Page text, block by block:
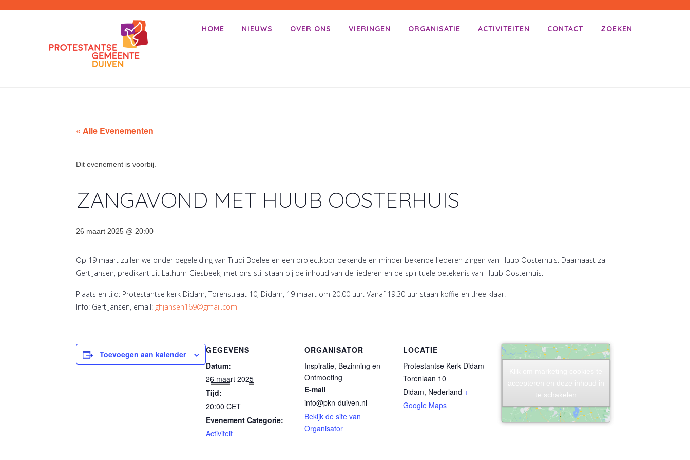
Primair menu
Spring naar inhoud
HOME NIEUWS OVER ONS VIERINGEN ORGANISATIE ACTIVITEITEN CONTACT ZOEKEN
« Alle Evenementen
Dit evenement is voorbij.
ZANGAVOND MET HUUB OOSTERHUIS
26 maart 2025 @ 20:00
Op 19 maart zullen we onder begeleiding van Trudi Boelee en een projectkoor bekende en minder bekende liederen zingen van Huub Oosterhuis. Daarnaast zal
Gert Jansen, predikant uit Lathum-Giesbeek, met ons stil staan bij de inhoud van de liederen en de spirituele betekenis van Huub Oosterhuis.
Plaats en tijd: Protestantse kerk Didam, Torenstraat 10, Didam, 19 maart om 20.00 uur. Vanaf 19.30 uur staan koffie en thee klaar.
Info: Gert Jansen, email: ghjansen169@gmail.com
Toevoegen aan kalender
GEGEVENS
Datum:
26 maart 2025
Tijd:
20:00 CET
Evenement Categorie:
Activiteit
ORGANISATOR
Inspiratie, Bezinning en
Ontmoeting
E-mail
info@pkn-duiven.nl
Bekijk de site van
Organisator
LOCATIE
Protestantse Kerk Didam
Torenlaan 10
Didam, Nederland +
Google Maps
accepteren en deze inhoud in
te schakelen
accepteren en deze inhoud in
te schakelen